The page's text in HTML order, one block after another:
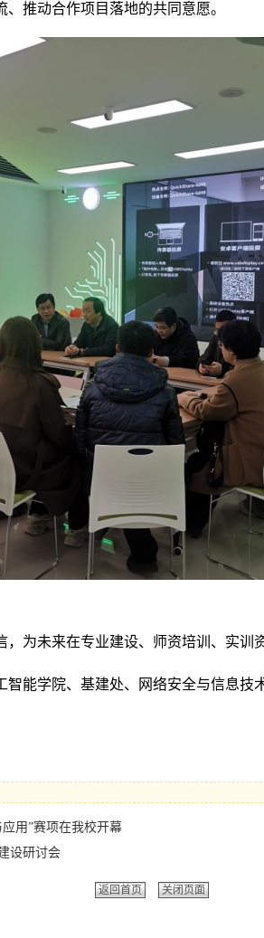
推动合作项目落地的共同意愿。
为未来在专业建设、师资培训、实训
能学院、基建处、网络安全与信息技
用”赛项在我校开幕
设研讨会
返回首页 关闭页面